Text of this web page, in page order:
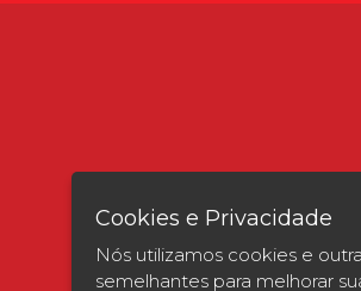
Cookies e Privacidade
Nós utilizamos cookies e
semelhantes para melhorar